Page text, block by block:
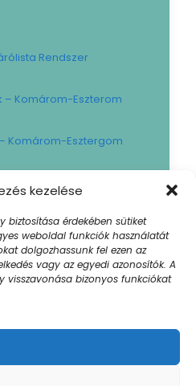
kezelése
biztosítása érdekében sütiket
weboldal funkciók használatát
dolgozhassunk fel ezen az
vagy az egyedi azonosítók. A
visszavonása bizonyos funkciókat
Rendszer
– Komárom-Eszterom
Komárom-Esztergom
– Komárom-
Kórház. All Rights |
weboldal